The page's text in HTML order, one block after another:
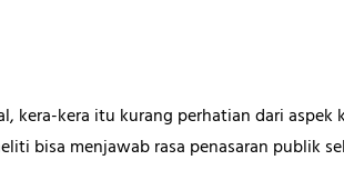
kera-kera itu kurang perhatian dari aspek
bisa menjawab rasa penasaran publik